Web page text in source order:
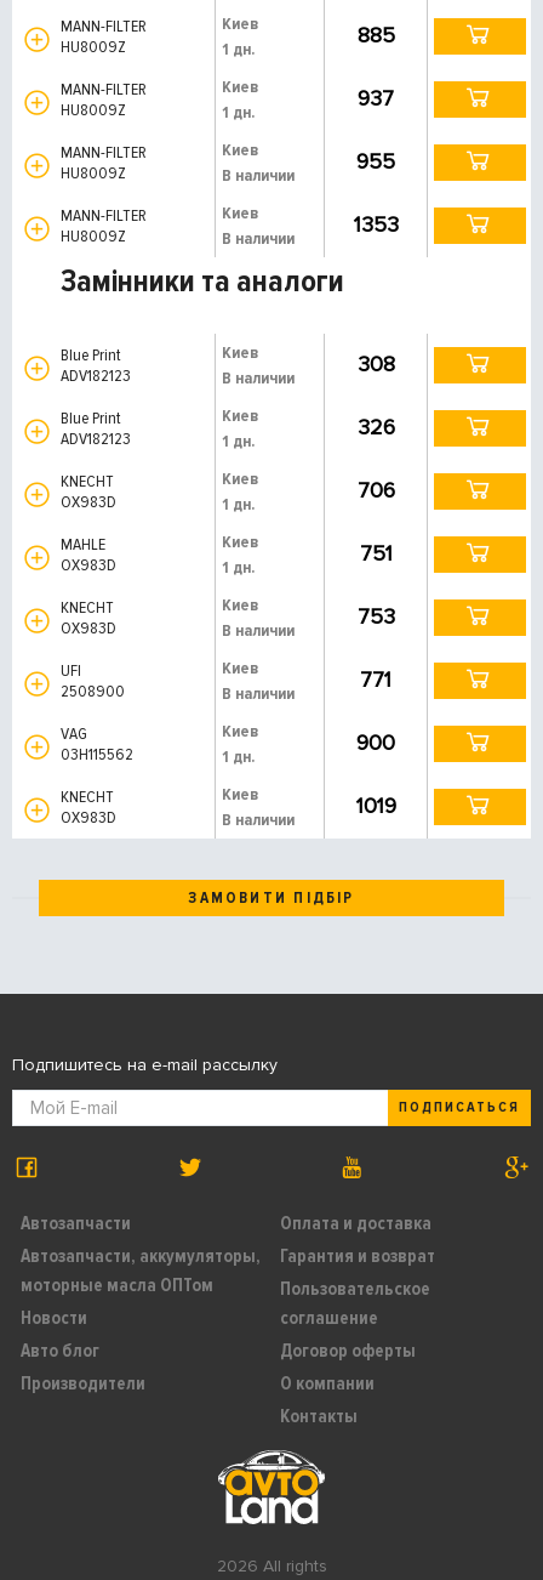
MANN-FILTER
HU8009Z
Киев
1 дн.
885
MANN-FILTER
HU8009Z
Киев
1 дн.
937
MANN-FILTER
HU8009Z
Киев
В наличии
955
MANN-FILTER
HU8009Z
Киев
В наличии
1353
Замінники та аналоги
Blue Print
ADV182123
Киев
В наличии
308
Blue Print
ADV182123
Киев
1 дн.
326
KNECHT
OX983D
Киев
1 дн.
706
MAHLE
OX983D
Киев
1 дн.
751
KNECHT
OX983D
Киев
В наличии
753
UFI
2508900
Киев
В наличии
771
VAG
03H115562
Киев
1 дн.
900
KNECHT
OX983D
Киев
В наличии
1019
ЗАМОВИТИ ПІДБІР
2026 All rights
Автозапчасти
Автозапчасти, аккумуляторы,
моторные масла ОПТом
Новости
Авто блог
Производители
Оплата и доставка
Гарантия и возврат
Пользовательское
соглашение
Договор оферты
О компании
Контакты
Подпишитесь на e-mail рассылку
ПОДПИСАТЬСЯ